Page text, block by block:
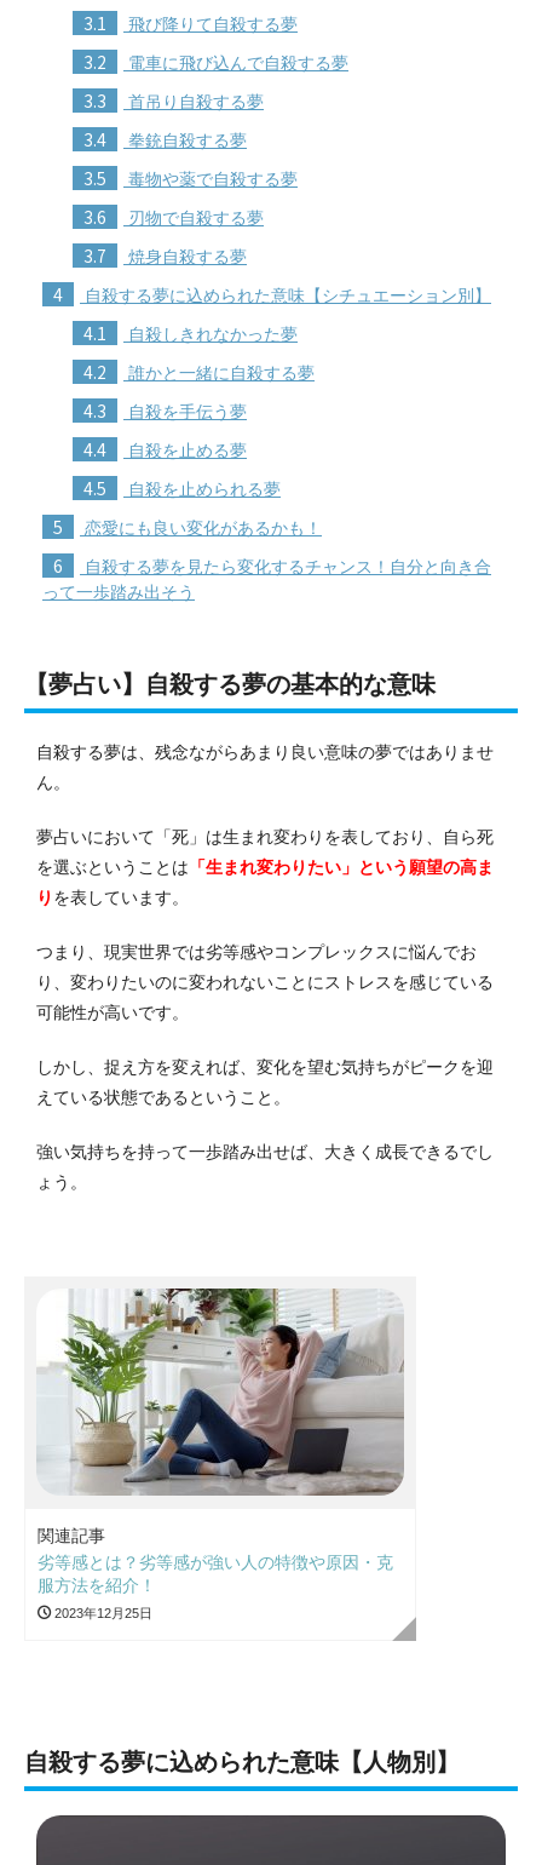
3.1 飛び降りて自殺する夢
3.2 電車に飛び込んで自殺する夢
3.3 首吊り自殺する夢
3.4 拳銃自殺する夢
3.5 毒物や薬で自殺する夢
3.6 刃物で自殺する夢
3.7 焼身自殺する夢
4 自殺する夢に込められた意味【シチュエーション別】
4.1 自殺しきれなかった夢
4.2 誰かと一緒に自殺する夢
4.3 自殺を手伝う夢
4.4 自殺を止める夢
4.5 自殺を止められる夢
5 恋愛にも良い変化があるかも！
6
自殺する夢を見たら変化するチャンス！自分と向き合
って一歩踏み出そう
【夢占い】自殺する夢の基本的な意味
自殺する夢は、残念ながらあまり良い意味の夢ではありませ
ん。
夢占いにおいて「死」は生まれ変わりを表しており、自ら死
を選ぶということは 「生まれ変わりたい」という願望の高ま
り を表しています。
つまり、現実世界では劣等感やコンプレックスに悩んでお
り、変わりたいのに変われないことにストレスを感じている
可能性が高いです。
しかし、捉え方を変えれば、変化を望む気持ちがピークを迎
えている状態であるということ。
強い気持ちを持って一歩踏み出せば、大きく成長できるでし
ょう。
関連記事
劣等感とは？劣等感が強い人の特徴や原因・克
服方法を紹介！
2023年12月25日
自殺する夢に込められた意味【人物別】